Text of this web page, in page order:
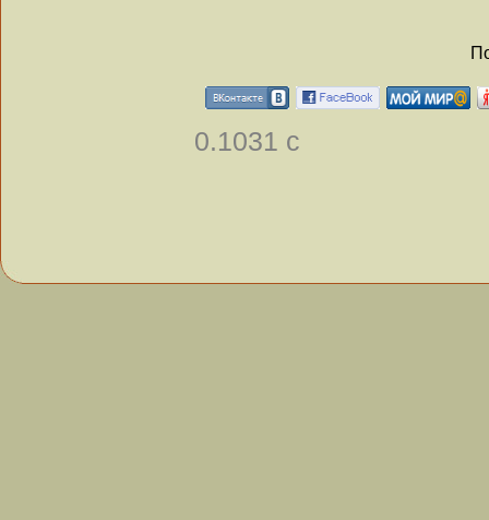
0.1031 с